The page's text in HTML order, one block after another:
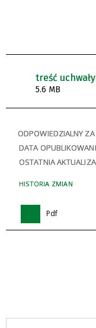
treść uchwały
5.6 MB
ODPOWIEDZIALNY ZA
DATA
OSTATNIA
HISTORIA ZMIAN
Pdf